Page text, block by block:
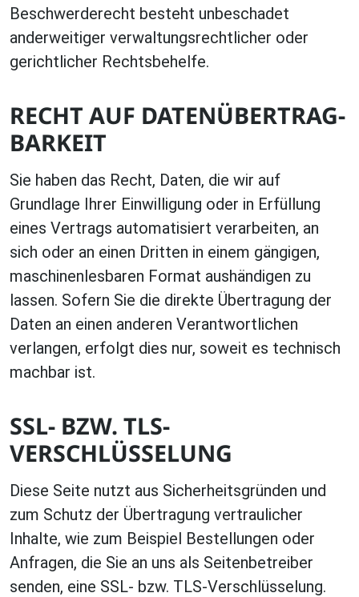
Beschwerderecht besteht unbeschadet
anderweitiger verwaltungsrechtlicher oder
gerichtlicher Rechtsbehelfe.
RECHT AUF DATEN­ÜBERTRAG­
BARKEIT
Sie haben das Recht, Daten, die wir auf
Grundlage Ihrer Einwilligung oder in Erfüllung
eines Vertrags automatisiert verarbeiten, an
sich oder an einen Dritten in einem gängigen,
maschinenlesbaren Format aushändigen zu
lassen. Sofern Sie die direkte Übertragung der
Daten an einen anderen Verantwortlichen
verlangen, erfolgt dies nur, soweit es technisch
machbar ist.
SSL- BZW. TLS-
VERSCHLÜSSELUNG
Diese Seite nutzt aus Sicherheitsgründen und
zum Schutz der Übertragung vertraulicher
Inhalte, wie zum Beispiel Bestellungen oder
Anfragen, die Sie an uns als Seitenbetreiber
senden, eine SSL- bzw. TLS-Verschlüsselung.